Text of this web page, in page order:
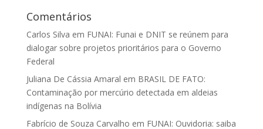
Comentários
Carlos Silva em FUNAI: Funai e DNIT se reúnem para
dialogar sobre projetos prioritários para o Governo
Federal
Juliana De Cássia Amaral em BRASIL DE FATO:
Contaminação por mercúrio detectada em aldeias
indígenas na Bolívia
Fabrício de Souza Carvalho em FUNAI: Ouvidoria: saiba